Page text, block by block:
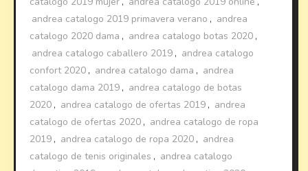
andrea catalogo 2019 primavera verano , andrea
catalogo 2020 dama , andrea catalogo botas 2020 ,
andrea catalogo caballero 2019 , andrea catalogo
confort 2020 , andrea catalogo dama , andrea
catalogo dama 2019 , andrea catalogo de botas
2020 , andrea catalogo de ofertas 2019 , andrea
catalogo de ofertas 2020 , andrea catalogo de ropa
2019 , andrea catalogo de ropa 2020 , andrea
catalogo de tenis originales , andrea catalogo